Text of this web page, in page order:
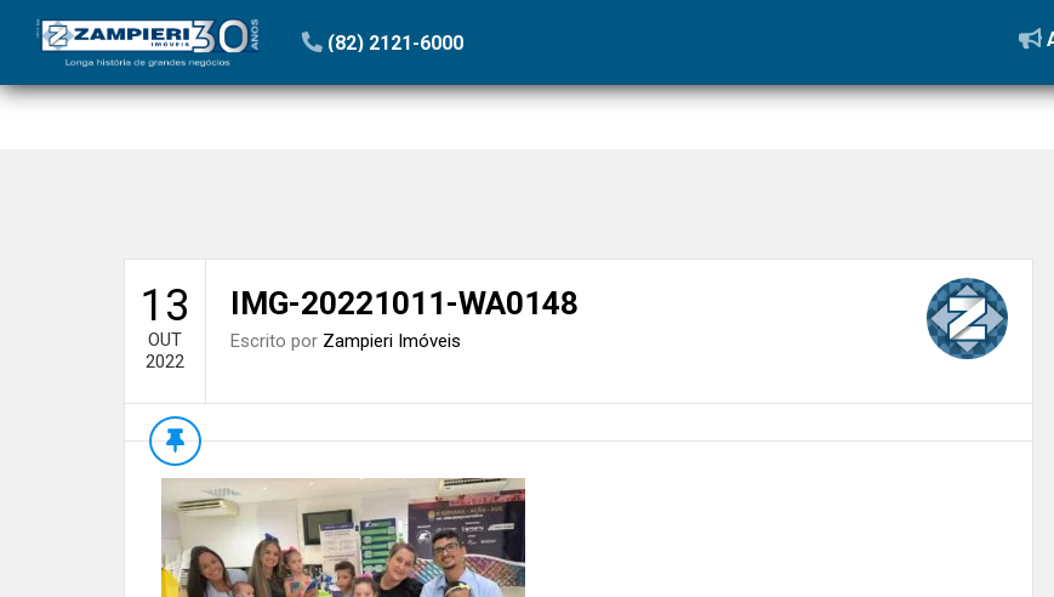
(82) 2121-6000
Início»Blog»Zampieri realiza evento especial para o Dia das Crianças
13
OUT
2022
IMG-20221011-WA0148
Escrito por Zampieri Imóveis